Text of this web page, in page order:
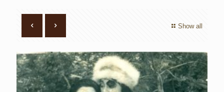
Show all